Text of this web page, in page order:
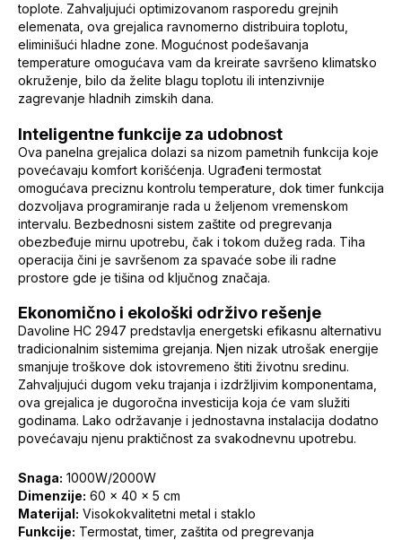
toplote. Zahvaljujući optimizovanom rasporedu grejnih
elemenata, ova grejalica ravnomerno distribuira toplotu,
eliminišući hladne zone. Mogućnost podešavanja
temperature omogućava vam da kreirate savršeno klimatsko
okruženje, bilo da želite blagu toplotu ili intenzivnije
zagrevanje hladnih zimskih dana.
Inteligentne funkcije za udobnost
Ova panelna grejalica dolazi sa nizom pametnih funkcija koje
povećavaju komfort korišćenja. Ugrađeni termostat
omogućava preciznu kontrolu temperature, dok timer funkcija
dozvoljava programiranje rada u željenom vremenskom
intervalu. Bezbednosni sistem zaštite od pregrevanja
obezbeđuje mirnu upotrebu, čak i tokom dužeg rada. Tiha
operacija čini je savršenom za spavaće sobe ili radne
prostore gde je tišina od ključnog značaja.
Ekonomično i ekološki održivo rešenje
Davoline HC 2947 predstavlja energetski efikasnu alternativu
tradicionalnim sistemima grejanja. Njen nizak utrošak energije
smanjuje troškove dok istovremeno štiti životnu sredinu.
Zahvaljujući dugom veku trajanja i izdržljivim komponentama,
ova grejalica je dugoročna investicija koja će vam služiti
godinama. Lako održavanje i jednostavna instalacija dodatno
povećavaju njenu praktičnost za svakodnevnu upotrebu.
Snaga: 1000W/2000W
Dimenzije: 60 x 40 x 5 cm
Materijal: Visokokvalitetni metal i staklo
Funkcije: Termostat, timer, zaštita od pregrevanja